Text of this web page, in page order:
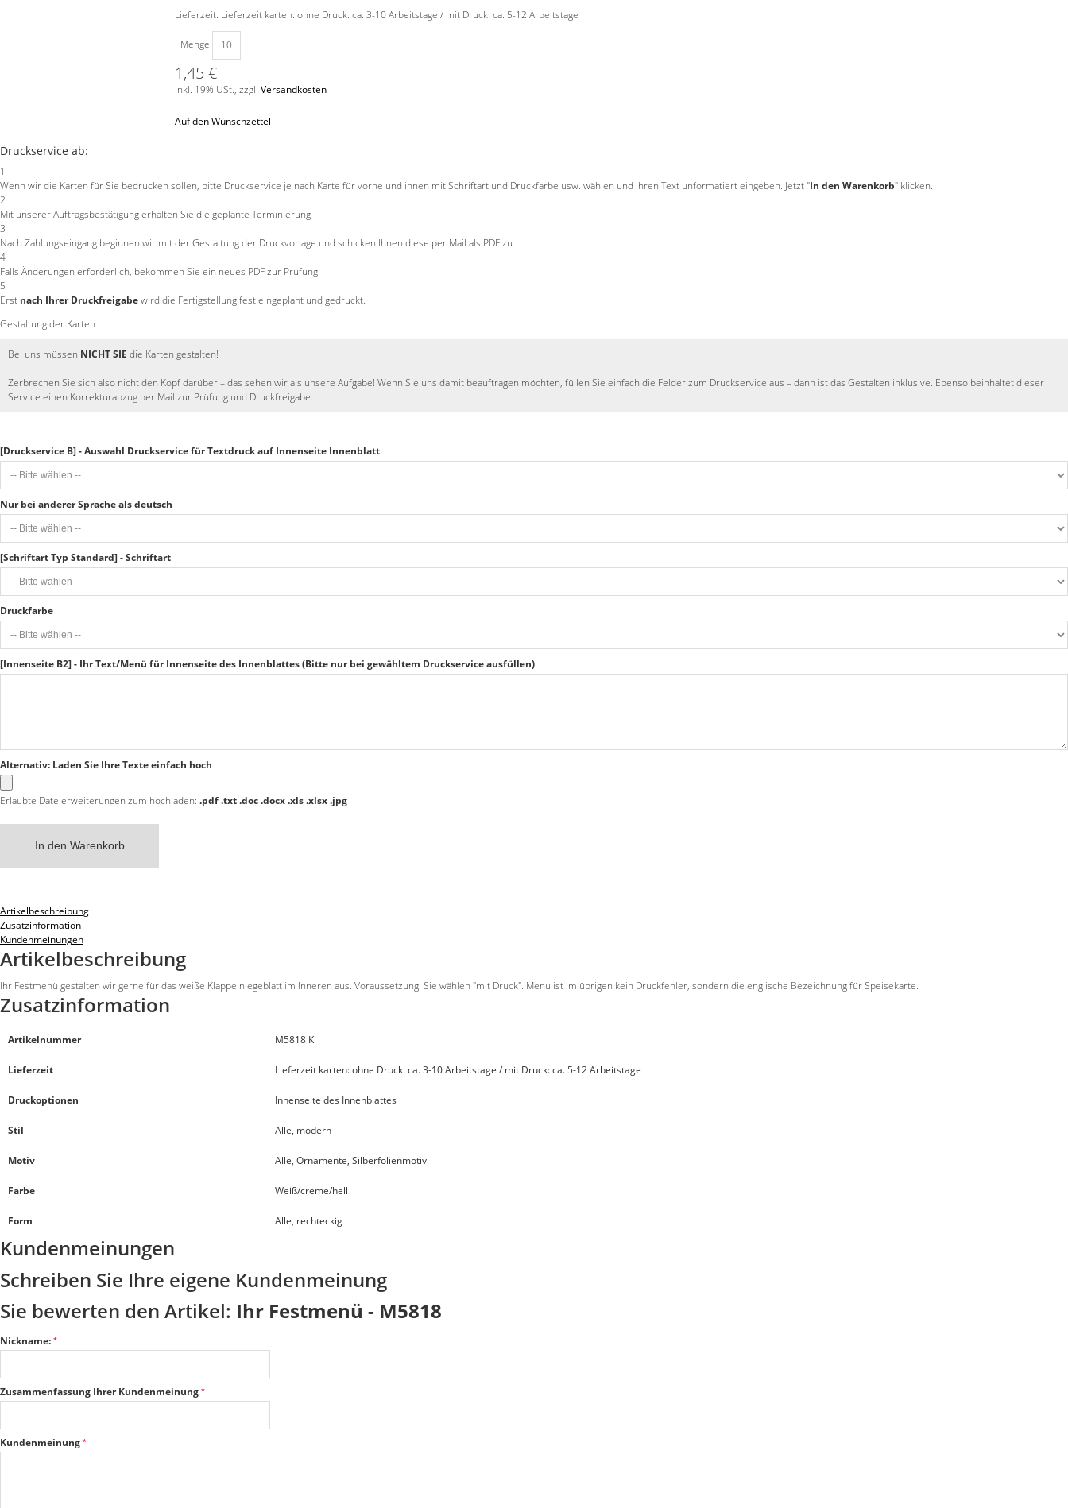
Lieferzeit: Lieferzeit karten: ohne Druck: ca. 3-10 Arbeitstage / mit Druck: ca. 5-12 Arbeitstage
Menge
1,45 €
Inkl. 19% USt., zzgl. Versandkosten
Auf den Wunschzettel
Druckservice ab:
1
Wenn wir die Karten für Sie bedrucken sollen, bitte Druckservice je nach Karte für vorne und innen mit Schriftart und Druckfarbe usw. wählen und Ihren Text unformatiert eingeben. Jetzt "In den Warenkorb" klicken.
2
Mit unserer Auftragsbestätigung erhalten Sie die geplante Terminierung
3
Nach Zahlungseingang beginnen wir mit der Gestaltung der Druckvorlage und schicken Ihnen diese per Mail als PDF zu
4
Falls Änderungen erforderlich, bekommen Sie ein neues PDF zur Prüfung
5
Erst nach Ihrer Druckfreigabewird die Fertigstellung fest eingeplant und gedruckt.
Gestaltung der Karten
Bei uns müssen NICHT SIE die Karten gestalten!
Zerbrechen Sie sich also nicht den Kopf darüber – das sehen wir als unsere Aufgabe! Wenn Sie uns damit beauftragen möchten, füllen Sie einfach die Felder zum Druckservice aus – dann ist das Gestalten inklusive. Ebenso beinhaltet dieser
Service einen Korrekturabzug per Mail zur Prüfung und Druckfreigabe.
[Druckservice B] - Auswahl Druckservice für Textdruck auf Innenseite Innenblatt
Nur bei anderer Sprache als deutsch
[Schriftart Typ Standard] - Schriftart
Druckfarbe
[Innenseite B2] - Ihr Text/Menü für Innenseite des Innenblattes (Bitte nur bei gewähltem Druckservice ausfüllen)
Alternativ: Laden Sie Ihre Texte einfach hoch
Erlaubte Dateierweiterungen zum hochladen: .pdf .txt .doc .docx .xls .xlsx .jpg
In den Warenkorb
Artikelbeschreibung
Zusatzinformation
Kundenmeinungen
Artikelbeschreibung
Ihr Festmenü gestalten wir gerne für das weiße Klappeinlegeblatt im Inneren aus. Voraussetzung: Sie wählen "mit Druck". Menu ist im übrigen kein Druckfehler, sondern die englische Bezeichnung für Speisekarte.
Zusatzinformation
Artikelnummer M5818 K
Lieferzeit Lieferzeit karten: ohne Druck: ca. 3-10 Arbeitstage / mit Druck: ca. 5-12 Arbeitstage
Druckoptionen Innenseite des Innenblattes
Stil Alle, modern
Motiv Alle, Ornamente, Silberfolienmotiv
Farbe Weiß/creme/hell
Form Alle, rechteckig
Kundenmeinungen
Schreiben Sie Ihre eigene Kundenmeinung
Sie bewerten den Artikel: Ihr Festmenü - M5818
Nickname:
Zusammenfassung Ihrer Kundenmeinung
Kundenmeinung